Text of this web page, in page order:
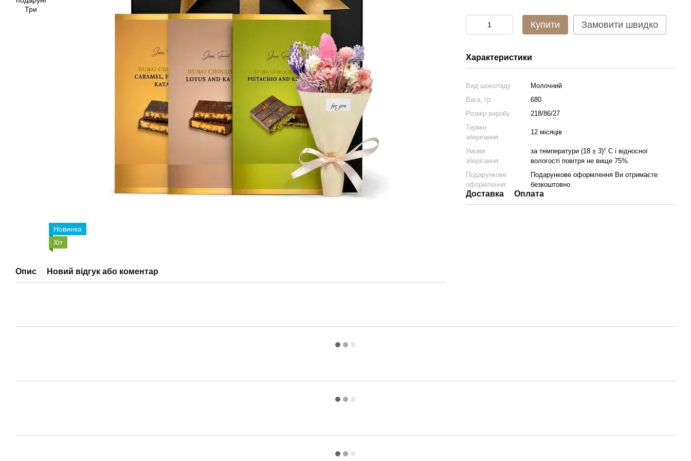
Новинка
Хіт
Опис Новий відгук або коментар
Купити Замовити швидко
Характеристики
Вид шоколаду
Молочний
Вага, гр
680
Розмір виробу
218/86/27
Термін
зберігання
12 місяців
Умови
зберігання
за температури (18 ± 3)° С і відносної
вологості повітря не вище 75%.
Подарункове
оформлення
Подарункове оформлення Ви отримаєте
безкоштовно
Доставка Оплата